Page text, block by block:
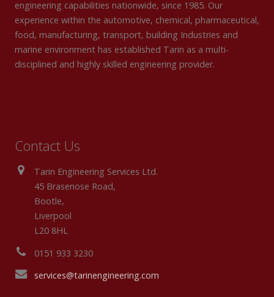
engineering capabilities nationwide, since 1985. Our
experience within the automotive, chemical, pharmaceutical,
food, manufacturing, transport, building Industries and
marine environment has established Tarin as a multi-
disciplined and highly skilled engineering provider.
Contact Us
Tarin Engineering Services Ltd.
45 Brasenose Road,
Bootle,
Liverpool
L20 8HL
0151 933 3230
services@tarinengineering.com